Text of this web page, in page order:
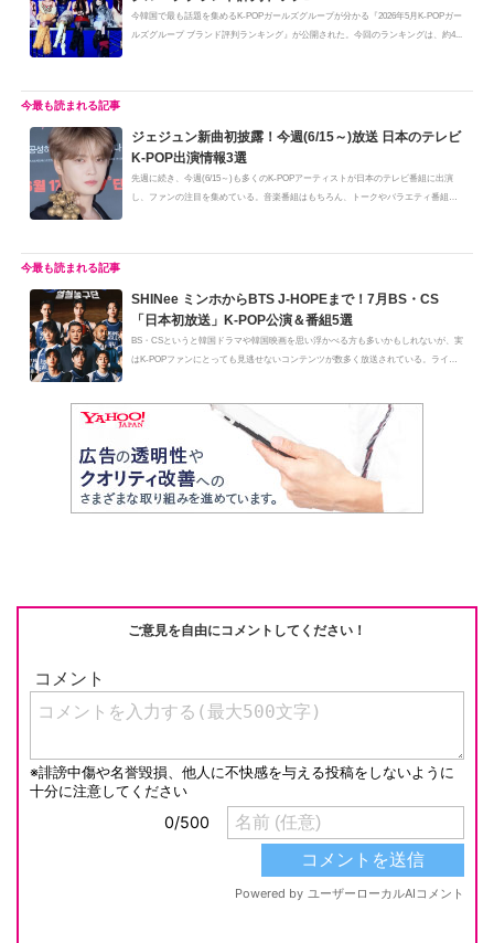
今韓国で最も話題を集めるK-POPガールズグループが分かる『2026年5月K-POPガー
ルズグループ ブランド評判ランキング』が公開された。今回のランキングは、約4...
ジェジュン新曲初披露！今週(6/15～)放送 日本のテレビ
K-POP出演情報3選
先週に続き、今週(6/15～)も多くのK-POPアーティストが日本のテレビ番組に出演
し、ファンの注目を集めている。音楽番組はもちろん、トークやバラエティ番組
SHINee ミンホからBTS J-HOPEまで！7月BS・CS
「日本初放送」K-POP公演＆番組5選
BS・CSというと韓国ドラマや韓国映画を思い浮かべる方も多いかもしれないが、実
はK-POPファンにとっても見逃せないコンテンツが数多く放送されている。ライ
ご意見を自由にコメントしてください！